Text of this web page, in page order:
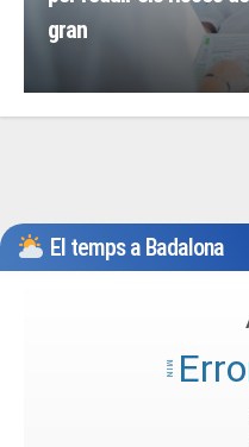
gran
El temps a Badalona